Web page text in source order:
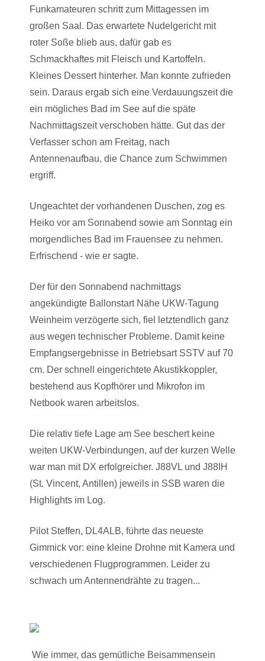
Funkamateuren schritt zum Mittagessen im
großen Saal. Das erwartete Nudelgericht mit
roter Soße blieb aus, dafür gab es
Schmackhaftes mit Fleisch und Kartoffeln.
Kleines Dessert hinterher. Man konnte zufrieden
sein. Daraus ergab sich eine Verdauungszeit die
ein mögliches Bad im See auf die späte
Nachmittagszeit verschoben hätte. Gut das der
Verfasser schon am Freitag, nach
Antennenaufbau, die Chance zum Schwimmen
ergriff.
Ungeachtet der vorhandenen Duschen, zog es
Heiko vor am Sonnabend sowie am Sonntag ein
morgendliches Bad im Frauensee zu nehmen.
Erfrischend - wie er sagte.
Der für den Sonnabend nachmittags
angekündigte Ballonstart Nähe UKW-Tagung
Weinheim verzögerte sich, fiel letztendlich ganz
aus wegen technischer Probleme. Damit keine
Empfangsergebnisse in Betriebsart SSTV auf 70
cm. Der schnell eingerichtete Akustikkoppler,
bestehend aus Kopfhörer und Mikrofon im
Netbook waren arbeitslos.
Die relativ tiefe Lage am See beschert keine
weiten UKW-Verbindungen, auf der kurzen Welle
war man mit DX erfolgreicher. J88VL und J88IH
(St. Vincent, Antillen) jeweils in SSB waren die
Highlights im Log.
Pilot Steffen, DL4ALB, führte das neueste
Gimmick vor: eine kleine Drohne mit Kamera und
verschiedenen Flugprogrammen. Leider zu
schwach um Antennendrähte zu tragen...
Wie immer, das gemütliche Beisammensein